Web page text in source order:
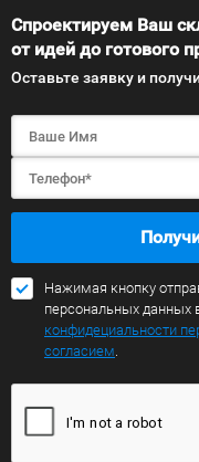
Спроектируем Ваш
от идей до готового
Оставьте заявку и
Нажимая кнопку
персональных данных
конфидециальности
согласием.